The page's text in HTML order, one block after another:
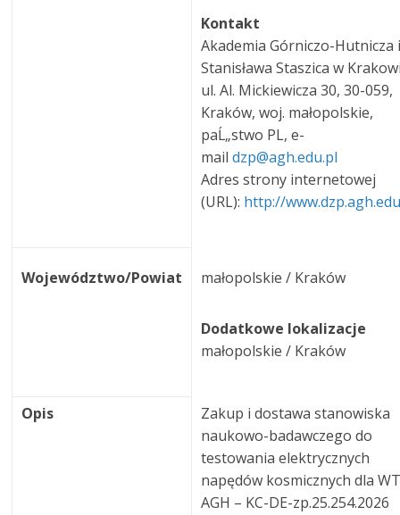
Kontakt
Akademia Górniczo-Hutnicza
Stanisława Staszica w
ul. Al. Mickiewicza 30, 30-059,
Kraków, woj. małopolskie,
paĹ„stwo PL, e-
maildzp@agh.edu.pl
Adres strony internetowej
(URL): http://
Województwo/Powiat małopolskie / Kraków
Dodatkowe lokalizacje
małopolskie / Kraków
Opis
Zakup i dostawa stanowiska
naukowo-badawczego do
testowania elektrycznych
napędów kosmicznych dla
AGH – KC-DE-zp.25.254.2026